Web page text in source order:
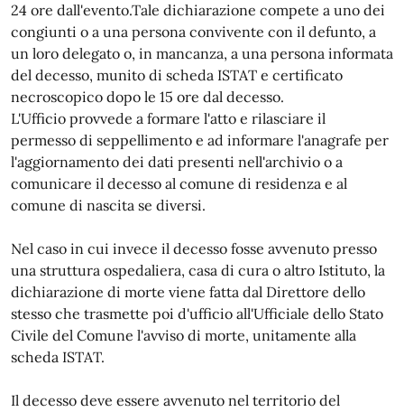
24 ore dall'evento.Tale dichiarazione compete a uno dei
congiunti o a una persona convivente con il defunto, a
un loro delegato o, in mancanza, a una persona informata
del decesso, munito di scheda ISTAT e certificato
necroscopico dopo le 15 ore dal decesso.
L'Ufficio provvede a formare l'atto e rilasciare il
permesso di seppellimento e ad informare l'anagrafe per
l'aggiornamento dei dati presenti nell'archivio o a
comunicare il decesso al comune di residenza e al
comune di nascita se diversi.
Nel caso in cui invece il decesso fosse avvenuto presso
una struttura ospedaliera, casa di cura o altro Istituto, la
dichiarazione di morte viene fatta dal Direttore dello
stesso che trasmette poi d'ufficio all'Ufficiale dello Stato
Civile del Comune l'avviso di morte, unitamente alla
scheda ISTAT.
Il decesso deve essere avvenuto nel territorio del